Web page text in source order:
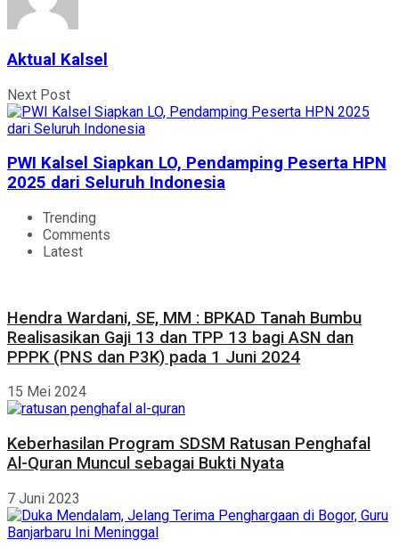
Aktual Kalsel
Next Post
PWI Kalsel Siapkan LO, Pendamping Peserta HPN
2025 dari Seluruh Indonesia
Trending
Comments
Latest
Hendra Wardani, SE, MM : BPKAD Tanah Bumbu
Realisasikan Gaji 13 dan TPP 13 bagi ASN dan
PPPK (PNS dan P3K) pada 1 Juni 2024
15 Mei 2024
Keberhasilan Program SDSM Ratusan Penghafal
Al-Quran Muncul sebagai Bukti Nyata
7 Juni 2023